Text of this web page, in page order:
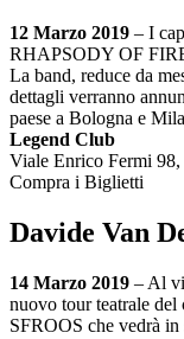
12 Marzo 2019 – I
RHAPSODY OF
La band, reduce da
dettagli verranno
paese a Bologna e
Legend Club
Viale Enrico Fermi
Compra i Biglietti
Davide Van
14 Marzo 2019 – Al
nuovo tour teatrale
SFROOS che vedrà